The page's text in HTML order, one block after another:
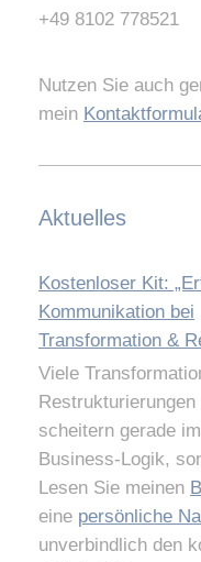
+49 8102 778521
Nutzen Sie auch
mein
Aktuelles
Kostenloser Kit:
Kommunikation bei
Transformation &
Viele
Restrukturierungen
scheitern gerade
Business-Logik,
Lesen Sie meinen
eine persönliche
unverbindlich den